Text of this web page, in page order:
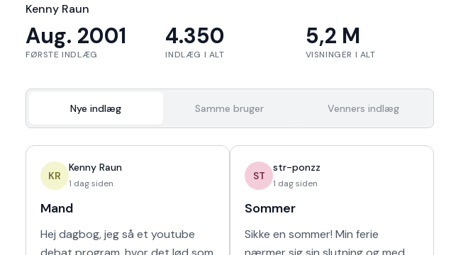
Kenny Raun
Aug. 2001
FØRSTE INDLÆG
4.350
INDLÆG I ALT
5,2 M
VISNINGER I ALT
Nye indlæg Samme bruger Venners indlæg
KR
Kenny Raun
1 dag siden
Mand
Hej dagbog, jeg så et youtube
ST
str-ponzz
1 dag siden
Sommer
Sikke en sommer! Min ferie